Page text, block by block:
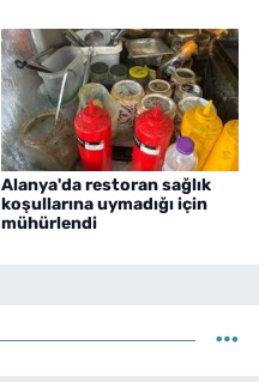
Alanya'da restoran sağlık
koşullarına uymadığı için
mühürlendi